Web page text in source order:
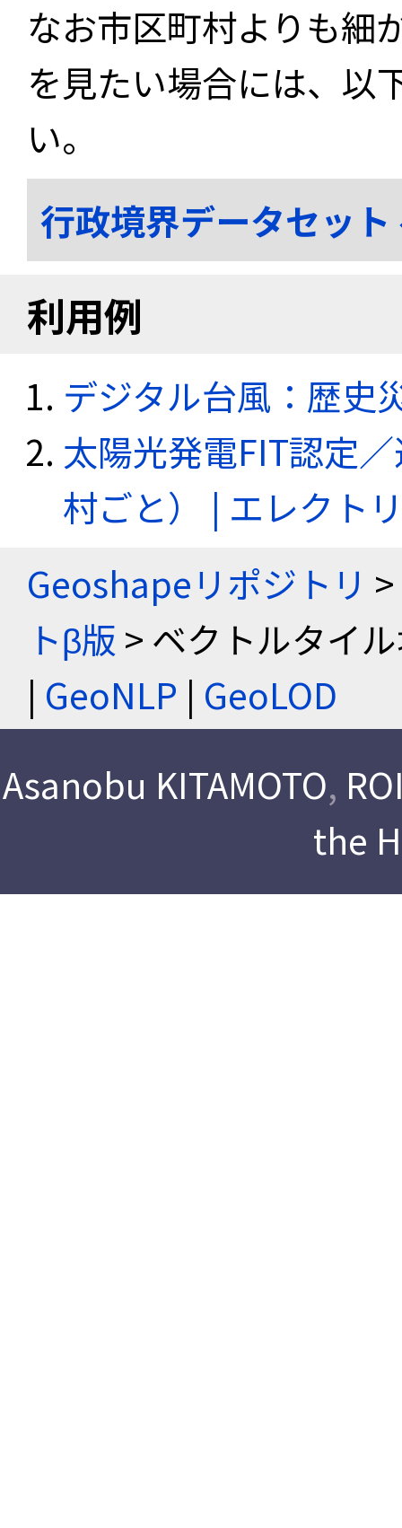
なお市区町村よりも細
を見たい場合には、以
い。
行政境界データセッ
利用例
デジタル台風：歴史
太陽光発電FIT認定
村ごと） | エレクト
Geoshapeリポジトリ >
トβ版 > ベクトルタイ
| GeoNLP | GeoLOD
Asanobu KITAMOTO,
the